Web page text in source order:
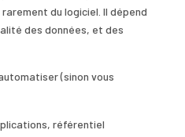
du logiciel. Il dépend
des données, et des
(sinon vous
référentiel